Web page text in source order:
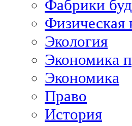
Фабрики
Физическая
Экология
Экономика
Экономика
Право
История